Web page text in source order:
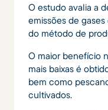
O estudo avalia a
emissões de
do método de
O maior benefício
mais baixas é
bem como
cultivados.